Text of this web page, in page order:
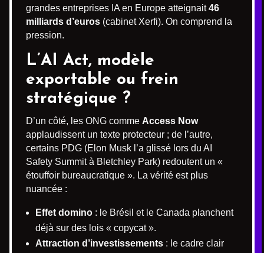
grandes entreprises IA en Europe atteignait46
milliards d’euros (cabinet Xerfi). On comprend la
pression.
L’AI Act, modèle
exportable ou frein
stratégique ?
D’un côté, les ONG comme Access Now
applaudissent un texte protecteur ; de l’autre,
certains PDG (Elon Musk l’a glissé lors du AI
Safety Summit à Bletchley Park) redoutent un «
étouffoir bureaucratique ». La vérité est plus
nuancée :
Effet domino : le Brésil et le Canada planchent
déjà sur des lois « copycat ».
Attraction d’investissements : le cadre clair